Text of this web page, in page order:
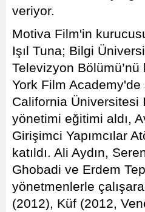
veriyor.
Motiva Film'in
Işıl Tuna; Bilgi
Televizyon Bölümü’nü
York Film Academy'de
California Üniversitesi
yönetimi eğitimi aldı,
Girişimci Yapımcılar
katıldı. Ali Aydın,
Ghobadi ve Erdem
yönetmenlerle
(2012), Küf (2012,